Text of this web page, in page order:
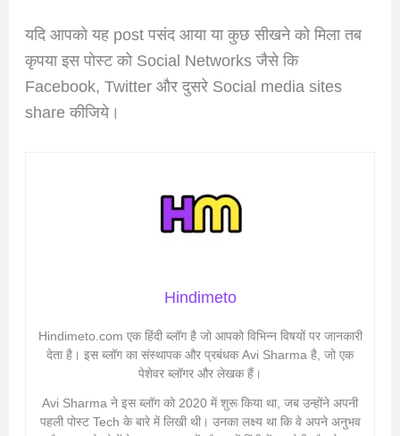
यदि आपको यह post पसंद आया या कुछ सीखने को मिला तब
कृपया इस पोस्ट को Social Networks जैसे कि
Facebook, Twitter और दुसरे Social media sites
share कीजिये।
Hindimeto
Hindimeto.com एक हिंदी ब्लॉग है जो आपको विभिन्न विषयों पर जानकारी
देता है। इस ब्लॉग का संस्थापक और प्रबंधक Avi Sharma है, जो एक
पेशेवर ब्लॉगर और लेखक हैं।
Avi Sharma ने इस ब्लॉग को 2020 में शुरू किया था, जब उन्होंने अपनी
पहली पोस्ट Tech के बारे में लिखी थी। उनका लक्ष्य था कि वे अपने अनुभव